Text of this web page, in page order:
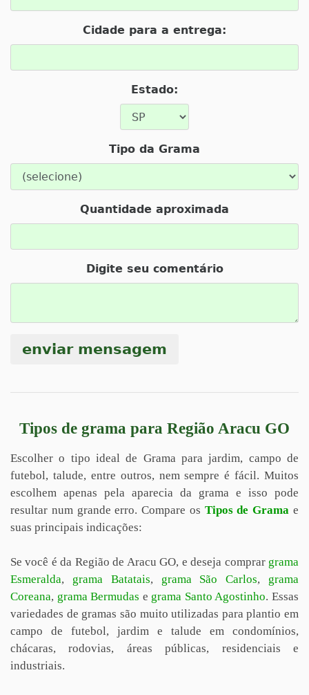
Cidade para a entrega:
Estado:
Tipo da Grama
Quantidade aproximada
Digite seu comentário
enviar mensagem
Tipos de grama para Região Aracu GO
Escolher o tipo ideal de Grama para jardim, campo de
futebol, talude, entre outros, nem sempre é fácil. Muitos
escolhem apenas pela aparecia da grama e isso pode
resultar num grande erro. Compare os Tipos de Grama e
suas principais indicações:
Se você é da Região de Aracu GO, e deseja comprar grama
Esmeralda, grama Batatais, grama São Carlos, grama
Coreana, grama Bermudas e grama Santo Agostinho. Essas
variedades de gramas são muito utilizadas para plantio em
campo de futebol, jardim e talude em condomínios,
chácaras, rodovias, áreas públicas, residenciais e
industriais.